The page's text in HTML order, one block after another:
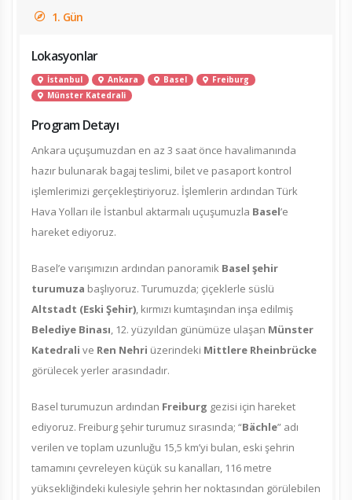
1. Gün
Lokasyonlar
İstanbul Ankara Basel
Freiburg
Münster Katedrali
Program Detayı
Ankara uçuşumuzdan en az 3 saat önce havalimanında
hazır bulunarak bagaj teslimi, bilet ve pasaport kontrol
işlemlerimizi gerçekleştiriyoruz. İşlemlerin ardından Türk
Hava Yolları ile İstanbul aktarmalı uçuşumuzla Basel’e
hareket ediyoruz.
Basel’e varışımızın ardından panoramik Basel şehir
turumuza başlıyoruz. Turumuzda; çiçeklerle süslü
Altstadt (Eski Şehir), kırmızı kumtaşından inşa edilmiş
Belediye Binası, 12. yüzyıldan günümüze ulaşan Münster
Katedrali ve Ren Nehri üzerindeki Mittlere Rheinbrücke
görülecek yerler arasındadır.
Basel turumuzun ardından Freiburg gezisi için hareket
ediyoruz. Freiburg şehir turumuz sırasında; “Bächle” adı
verilen ve toplam uzunluğu 15,5 km’yi bulan, eski şehrin
tamamını çevreleyen küçük su kanalları, 116 metre
yüksekliğindeki kulesiyle şehrin her noktasından görülebilen